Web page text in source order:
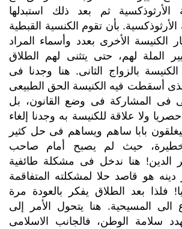
الأرثوذكسية ثم بعد ذلك استبدلها
الأرثوذكسية. بأن تقوم الكنسية القبطية
الكنيسة الأخرى بعدد وأسماء المراد
الملة لهم، حتى يتثنى لهم الطلاق
بالزواج الثانى. هنا وجدنا فى
أسقطت فيه الكنيسة الحق الطبيعى
فى المشاركة فى وضع القانون، بل
ولا علاقة للكنيسة به وجدنا إلغاء
بابا ساهم ويساهم فى حل كثير
حيث لم يصبح أمام صاحب
الدين! هنا ندخل فى مشكلة طائفية
دينه هو قاصد حلا لمشكلته المتفاقمة
فلذا بعد الطلاق يفكر بالعودة مرة
الى المسيحية. هنا يتحول الأمر إلى
سلامة الوطن، فالجانب الاسلامى